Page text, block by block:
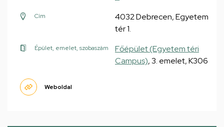
Cím
4032 Debrecen, Egyetem
tér 1.
Épület, emelet, szobaszám
Főépület (Egyetem téri
Campus), 3. emelet, K306
Weboldal